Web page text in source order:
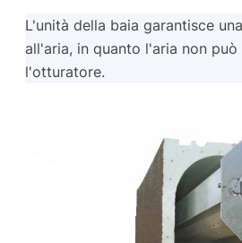
L'unità della baia garantisce
all'aria, in quanto l'aria non
l'otturatore.